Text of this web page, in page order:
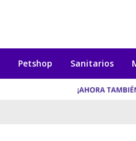
Petshop Sanitarios